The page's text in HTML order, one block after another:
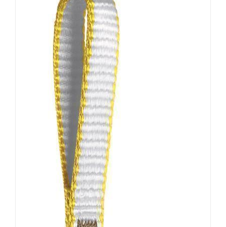
AUSFÜHRUNG WÄHLEN